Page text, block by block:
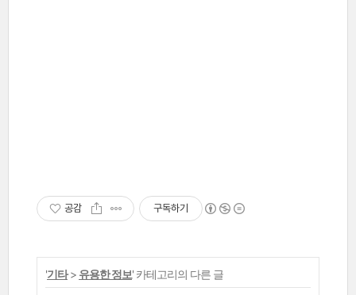
공감 구독하기
'기타> 유용한 정보' 카테고리의 다른 글